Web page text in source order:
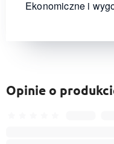
Ekonomiczne i
Opinie o